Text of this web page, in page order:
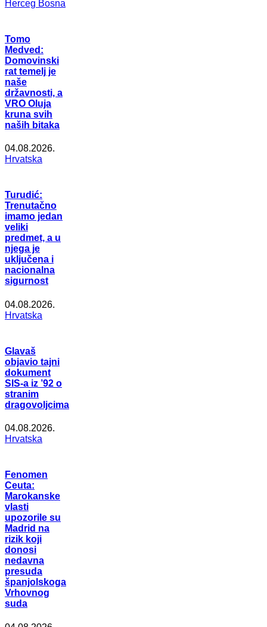
Herceg Bosna
Tomo
Medved:
Domovinski
rat temelj je
naše
državnosti, a
VRO Oluja
kruna svih
naših bitaka
04.08.2026.
Hrvatska
Turudić:
Trenutačno
imamo jedan
veliki
predmet, a u
njega je
uključena i
nacionalna
sigurnost
04.08.2026.
Hrvatska
Glavaš
objavio tajni
dokument
SIS-a iz ’92 o
stranim
dragovoljcima
04.08.2026.
Hrvatska
Fenomen
Ceuta:
Marokanske
vlasti
upozorile su
Madrid na
rizik koji
donosi
nedavna
presuda
španjolskoga
Vrhovnog
suda